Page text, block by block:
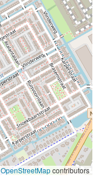
OpenStreetMapcontributors